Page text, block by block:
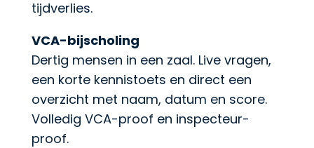
tijdverlies.
VCA-bijscholing
Dertig mensen in een zaal. Live vragen,
een korte kennistoets en direct een
overzicht met naam, datum en score.
Volledig VCA-proof en inspecteur-
proof.